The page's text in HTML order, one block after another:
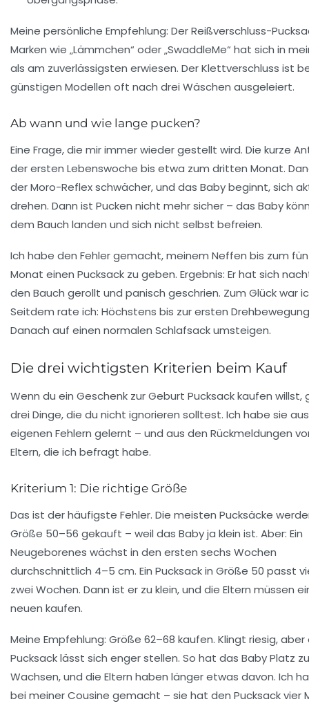
Meine persönliche Empfehlung: DerReißverschluss-
Marken wie „Lämmchen“ oder „SwaddleMe“ hat sich in
als am zuverlässigsten erwiesen. Der Klettverschluss ist
günstigen Modellen oft nach drei Wäschen ausgeleiert.
Ab wann und wie lange pucken?
Eine Frage, die mir immer wieder gestellt wird. Die kurze
der ersten Lebenswoche bis etwa zum dritten Monat.
der Moro-Reflex schwächer, und das Baby beginnt, sich
drehen. Dann ist Pucken nicht mehr sicher – das Baby
dem Bauch landen und sich nicht selbst befreien.
Ich habe den Fehler gemacht, meinem Neffen bis zum
Monat einen Pucksack zu geben. Ergebnis: Er hat sich
den Bauch gerollt und panisch geschrien. Zum Glück war
Seitdem rate ich: Höchstens bis zur ersten
Danach auf einen normalen Schlafsack umsteigen.
Die drei wichtigsten Kriterien beim Kauf
Wenn du ein Geschenk zur Geburt Pucksackkaufen willst,
drei Dinge, die du nicht ignorieren solltest. Ich habe sie
eigenen Fehlern gelernt – und aus den Rückmeldungen
Eltern, die ich befragt habe.
Kriterium 1: Die richtige Größe
Das ist der häufigste Fehler. Die meisten Pucksäcke
Größe 50–56 gekauft – weil das Baby ja klein ist. Aber: Ein
Neugeborenes wächst in den ersten sechs Wochen
durchschnittlich 4–5 cm. Ein Pucksack in Größe 50 passt
zwei Wochen. Dann ist er zu klein, und die Eltern müssen
neuen kaufen.
Meine Empfehlung: Größe 62–68 kaufen. Klingt riesig,
Pucksack lässt sich enger stellen. So hat das Baby Platz
Wachsen, und die Eltern haben länger etwas davon. Ich
bei meiner Cousine gemacht – sie hat den Pucksack vier